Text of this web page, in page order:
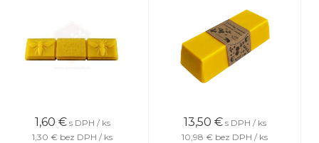
1,60 € s DPH / ks
1,30 € bez DPH / ks
13,50 € s DPH / ks
10,98 € bez DPH / ks